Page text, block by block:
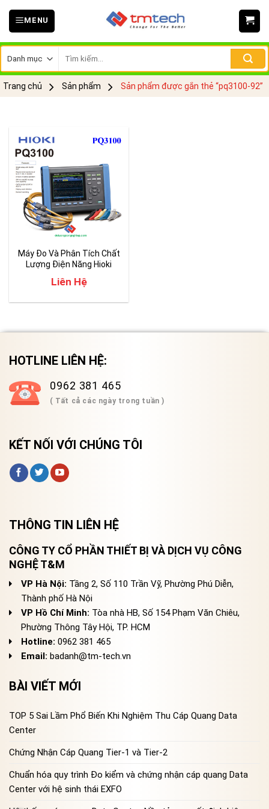
Skip
MENU
kiếm:
Trang chủ Sản phẩm Sản phẩm được gắn thẻ “pq3100-92”
Máy Đo Và Phân Tích Chất
Lượng Điện Năng Hioki
Liên Hệ
HOTLINE LIÊN HỆ:
0962 381 465
( Tất cả các ngày trong tuần )
KẾT NỐI VỚI CHÚNG TÔI
THÔNG TIN LIÊN HỆ
CÔNG TY CỔ PHẦN THIẾT BỊ VÀ DỊCH VỤ CÔNG
NGHỆ T&M
VP Hà Nội: Tầng 2, Số 110 Trần Vỹ, Phường Phú Diễn,
Thành phố Hà Nội
VP Hồ Chí Minh: Tòa nhà HB, Số 154 Phạm Văn Chiêu,
Phường Thông Tây Hội, TP. HCM
Hotline: 0962 381 465
Email: badanh@tm-tech.vn
BÀI VIẾT MỚI
TOP 5 Sai Lầm Phổ Biến Khi Nghiệm Thu Cáp Quang Data
Center
Chứng Nhận Cáp Quang Tier-1 và Tier-2
Chuẩn hóa quy trình Đo kiểm và chứng nhận cáp quang Data
Center với hệ sinh thái EXFO